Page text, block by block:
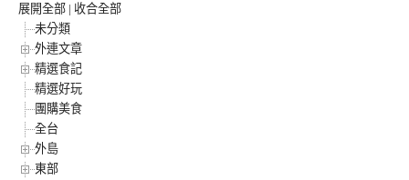
展開全部 | 收合全部
未分類
外連文章
精選食記
精選好玩
團購美食
全台
外島
東部